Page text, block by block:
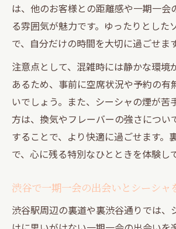
は、他のお客様との距離感や一期一会
る雰囲気が魅力です。ゆったりとした
で、自分だけの時間を大切に過ごせます
注意点として、混雑時には静かな環境
あるため、事前に空席状況や予約の有
いでしょう。また、シーシャの煙が苦
方は、換気やフレーバーの強さについ
することで、より快適に過ごせます。
で、心に残る特別なひとときを体験し
渋谷で一期一会の出会いとシーシャ
渋谷駅周辺の裏道や裏渋谷通りでは、